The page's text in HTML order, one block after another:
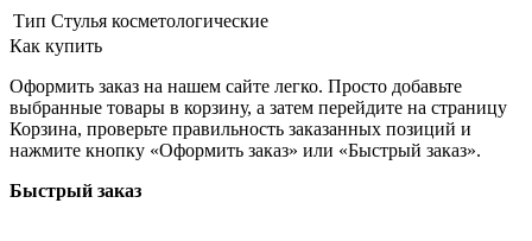
Тип Стулья косметологические
Как купить
Оформить заказ на нашем сайте легко. Просто добавьте
выбранные товары в корзину, а затем перейдите на страницу
Корзина, проверьте правильность заказанных позиций и
нажмите кнопку «Оформить заказ» или «Быстрый заказ».
Быстрый заказ